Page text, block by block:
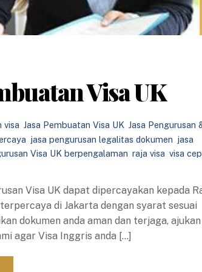
Visa UK
visa ,Jasa Pembuatan Visa UK ,Jasa Pengurusan
jasa pengurusan legalitas dokumen jasa
Visa UK berpengalaman ,raja visa ,visa
Visa UK dapat dipercayakan kepada
di Jakarta dengan syarat sesuai
dokumen anda aman dan terjaga, ajukan
agar Visa Inggris anda […]